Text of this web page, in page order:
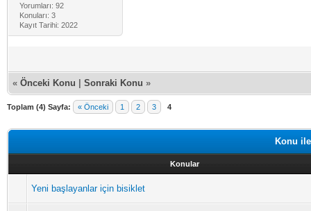
Yorumları: 92
Konuları: 3
Kayıt Tarihi: 2022
« Önceki Konu Sonraki Konu »
Toplam (4) Sayfa: « Önceki 1 2 3 4
Konu
Konular
Yeni başlayanlar için bisiklet